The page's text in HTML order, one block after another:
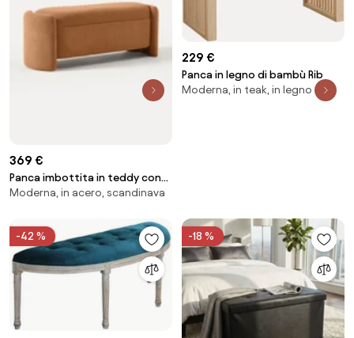
369 €
Panca imbottita in teddy con
contenitore Benji
Moderna, in acero, scandinava
229 €
Panca in legno di bambù Rib
Moderna, in teak, in legno
-42 % -18 %